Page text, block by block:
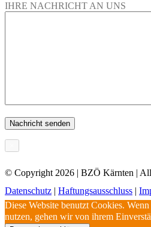
IHRE NACHRICHT AN UNS
© Copyright 2026 | BZÖ Kärnten |
Datenschutz | Haftungsausschluss |
Diese Website benutzt Cookies.
nutzen, gehen wir von ihrem